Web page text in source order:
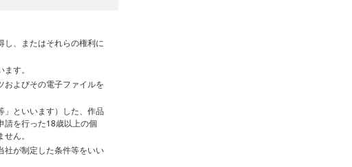
し、またはそれらの権利に
す。
およびその電子ファイルを
」といいます）した、作品
請を行った18歳以上の個
ん。
社が制定した条件等をいい